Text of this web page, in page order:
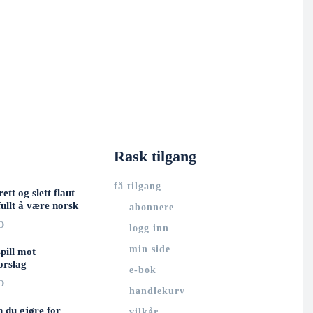
og slett flaut
å være norsk
mot
du gjøre for
Rask tilgang
få tilgang
abonnere
logg inn
min side
e-bok
handlekurv